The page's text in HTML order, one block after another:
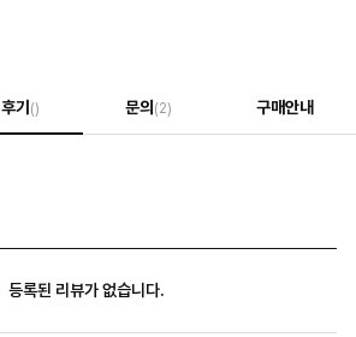
후기() 문의(2) 구매안내
등록된 리뷰가 없습니다.